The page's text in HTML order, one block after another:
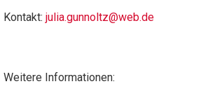
Kontakt: julia.gunnoltz@web.de
Weitere Informationen: